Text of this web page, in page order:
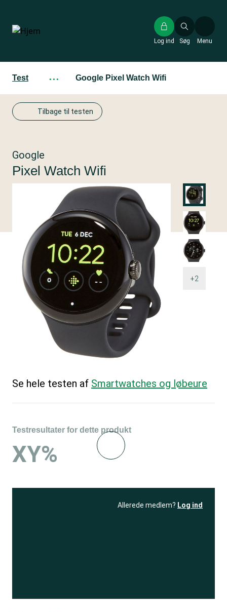
hovedindhold
Søg
Log ind Menu
Test ··· Google Pixel Watch Wifi
Tilbage til testen
+2
Google
Pixel Watch Wifi
Se hele testen af Smartwatches og løbeure
Testresultater for dette produkt
XY%
Allerede medlem? Log ind